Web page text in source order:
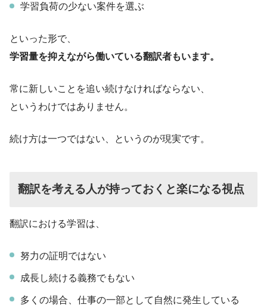
学習負荷の少ない案件を選ぶ
といった形で、
学習量を抑えながら働いている翻訳者もいます。
常に新しいことを追い続けなければならない、
というわけではありません。
続け方は一つではない、というのが現実です。
翻訳を考える人が持っておくと楽になる視点
翻訳における学習は、
努力の証明ではない
成長し続ける義務でもない
多くの場合、仕事の一部として自然に発生している